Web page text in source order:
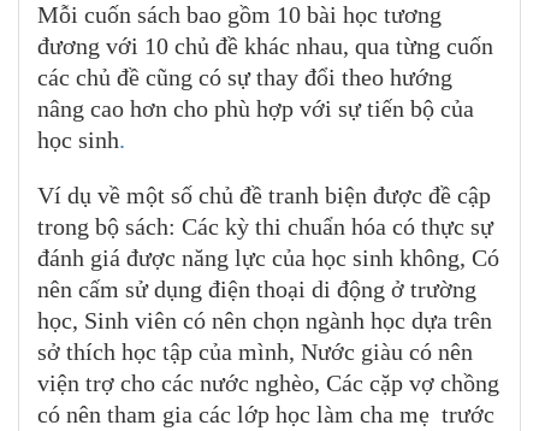
Mỗi cuốn sách bao gồm 10 bài học tương
đương với 10 chủ đề khác nhau, qua từng cuốn
các chủ đề cũng có sự thay đổi theo hướng
nâng cao hơn cho phù hợp với sự tiến bộ của
học sinh.
Ví dụ về một số chủ đề tranh biện được đề cập
trong bộ sách: Các kỳ thi chuẩn hóa có thực sự
đánh giá được năng lực của học sinh không, Có
nên cấm sử dụng điện thoại di động ở trường
học, Sinh viên có nên chọn ngành học dựa trên
sở thích học tập của mình, Nước giàu có nên
viện trợ cho các nước nghèo, Các cặp vợ chồng
có nên tham gia các lớp học làm cha mẹ trước